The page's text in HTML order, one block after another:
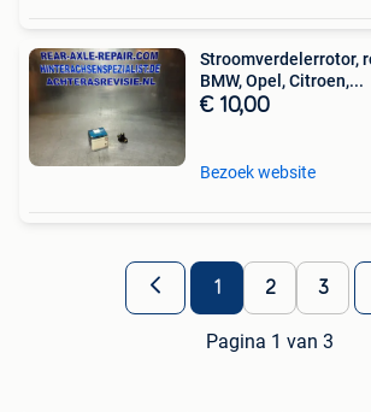
Stroomverdelerrotor,
BMW, Opel, Citroen,...
€ 10,00
Bezoek website
1 2 3
Pagina 1 van 3